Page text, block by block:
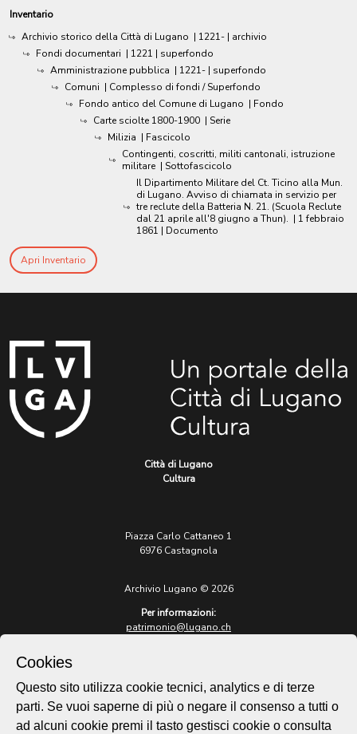
Inventario
Archivio storico della Città di Lugano | 1221- | archivio
Fondi documentari | 1221 | superfondo
Amministrazione pubblica | 1221- | superfondo
Comuni | Complesso di fondi / Superfondo
Fondo antico del Comune di Lugano | Fondo
Carte sciolte 1800-1900 | Serie
Milizia | Fascicolo
Contingenti, coscritti, militi cantonali, istruzione
militare | Sottofascicolo
Il Dipartimento Militare del Ct. Ticino alla Mun.
di Lugano. Avviso di chiamata in servizio per
tre reclute della Batteria N. 21. (Scuola Reclute
dal 21 aprile all'8 giugno a Thun). | 1 febbraio
1861 | Documento
Apri Inventario
Città di Lugano
Cultura
Piazza Carlo Cattaneo 1
6976 Castagnola
Archivio Lugano © 2026
Per informazioni:
patrimonio@lugano.ch
lugano.ch
Cookie policy
Cookies
Questo sito utilizza cookie tecnici, analytics e di terze
parti. Se vuoi saperne di più o negare il consenso a tutti o
ad alcuni cookie premi il tasto gestisci cookie o consulta